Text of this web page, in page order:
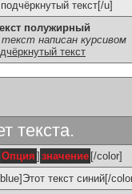
текст[/u]
полужирный
написан курсивом
текст
текста.
Опция ] значение [/color]
текст синий[/